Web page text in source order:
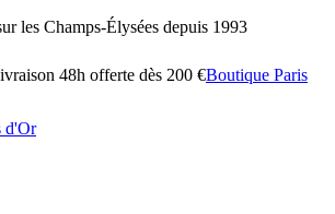
les Champs-Élysées depuis 1993
48h offerte dès 200 €Boutique Paris